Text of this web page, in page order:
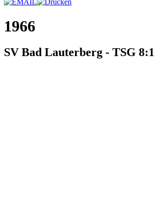
1966
SV Bad Lauterberg - TSG 8:1